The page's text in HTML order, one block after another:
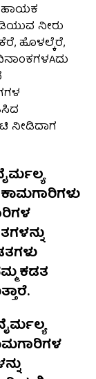
ನೀರು
ಹೊಳಲ್ಕೆರೆ,
ನೀಡಿದಾಗ
ಕಡತ